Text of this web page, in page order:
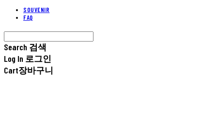
SOUVENIR
FAQ
Search 검색
Log In 로그인
Cart장바구니